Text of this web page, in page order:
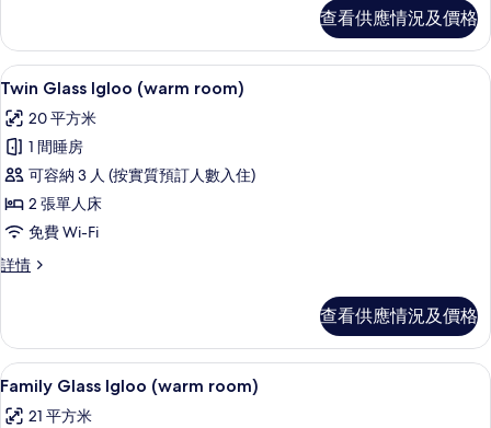
片
詳
情
查看供應情況及價格
載
入
所
有
Twin
Glass
Igloo
(warm
相
片
Twin Glass Igloo (warm room) | 免費
12
Twin Glass Igloo (warm room)
20 平方米
1 間睡房
可容納 3 人 (按實質預訂人數入住)
2 張單人床
免費 Wi-Fi
詳情
Twin
room)
詳
情
查看供應情況及價格
載
入
Family Glass Igloo (warm room) | 免
11
Family Glass Igloo (warm room)
21 平方米